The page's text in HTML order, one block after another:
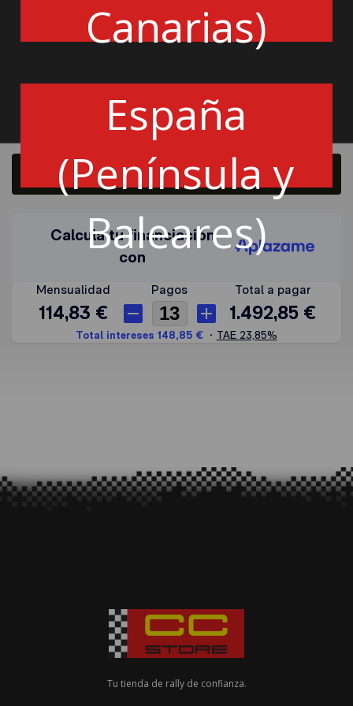
Canarias)
España
(Península y
Baleares)
OPEL ASCONA B Todos - 1975_1981
Añadir a la cesta
Tu tienda de rally de confianza.